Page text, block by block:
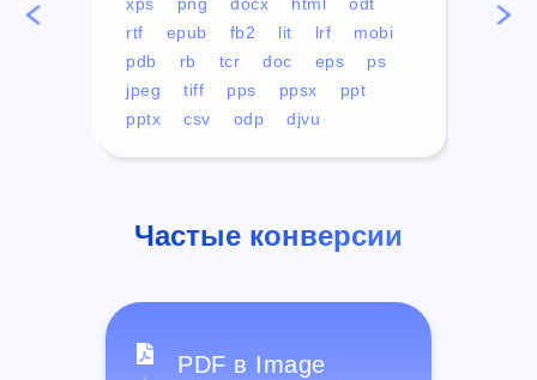
rtf
epub fb2 lit lrf
mobi
pdb
rb tcr doc eps
ps
jpeg
tiff pps ppsx
ppt
pptx
csv odp djvu
Частые конверсии
PDF в Image